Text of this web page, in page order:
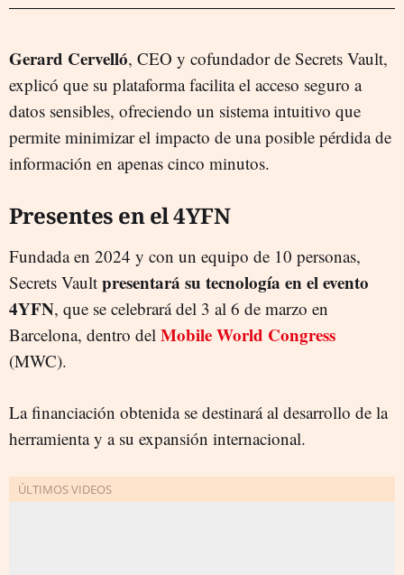
Gerard Cervelló, CEO y cofundador de Secrets Vault,
explicó que su plataforma facilita el acceso seguro a
datos sensibles, ofreciendo un sistema intuitivo que
permite minimizar el impacto de una posible pérdida de
información en apenas cinco minutos.
Presentes en el 4YFN
Fundada en 2024 y con un equipo de 10 personas,
Secrets Vault presentará su tecnología en el evento
4YFN, que se celebrará del 3 al 6 de marzo en
Barcelona, dentro del Mobile World Congress
(MWC).
La financiación obtenida se destinará al desarrollo de la
herramienta y a su expansión internacional.